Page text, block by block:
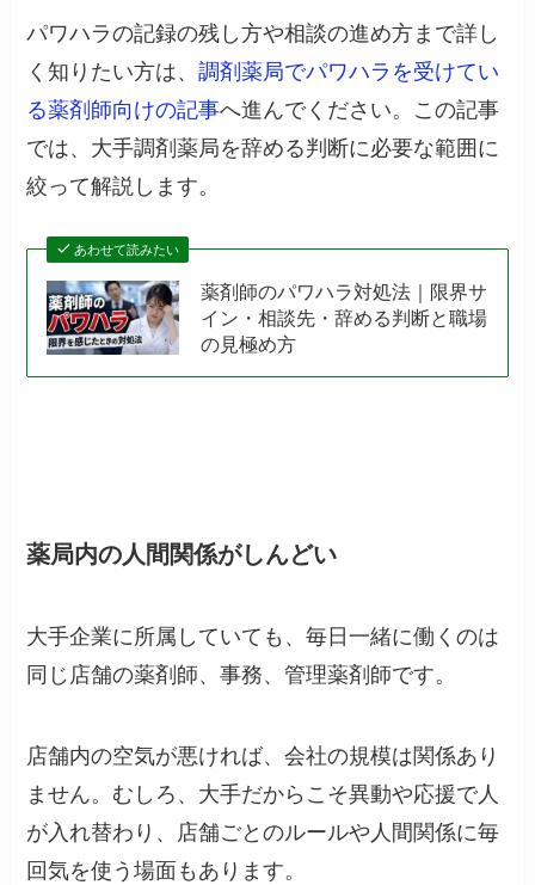
パワハラの記録の残し方や相談の進め方まで詳し
く知りたい方は、調剤薬局でパワハラを受けてい
る薬剤師向けの記事へ進んでください。この記事
では、大手調剤薬局を辞める判断に必要な範囲に
絞って解説します。
あわせて読みたい
薬剤師のパワハラ対処法｜限界サ
イン・相談先・辞める判断と職場
の見極め方
薬局内の人間関係がしんどい
大手企業に所属していても、毎日一緒に働くのは
同じ店舗の薬剤師、事務、管理薬剤師です。
店舗内の空気が悪ければ、会社の規模は関係あり
ません。むしろ、大手だからこそ異動や応援で人
が入れ替わり、店舗ごとのルールや人間関係に毎
回気を使う場面もあります。